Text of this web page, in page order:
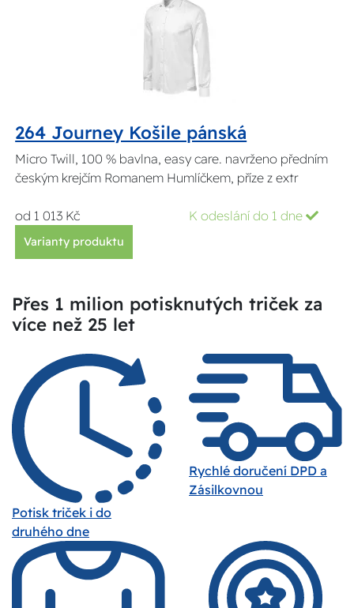
264 Journey Košile pánská
Micro Twill, 100 % bavlna, easy care. navrženo předním
českým krejčím Romanem Humlíčkem, příze z extr
od 1 013 Kč K odeslání do 1 dne
Varianty produktu
Přes 1 milion potisknutých triček za
více než 25 let
Potisk triček i do
druhého dne
Rychlé doručení DPD a
Zásilkovnou